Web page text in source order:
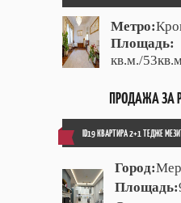
Метро:
Площадь:
кв.м./
ПРОДАЖА ЗА
ID19 КВАРТИРА 2+1 ТЕДЖЕ
Город:
Площадь: